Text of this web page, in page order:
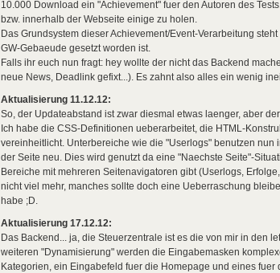
10.000 Download ein "Achievement" fuer den Autoren des
bzw. innerhalb der Webseite einige zu holen.
Das Grundsystem dieser Achievement/Event-Verarbeitung
GW-Gebaeude gesetzt worden ist.
Falls ihr euch nun fragt: hey wollte der nicht das Backend
neue News, Deadlink gefixt...). Es zahnt also alles ein wenig
Aktualisierung 11.12.12:
So, der Updateabstand ist zwar diesmal etwas laenger, aber
Ich habe die CSS-Definitionen ueberarbeitet, die HTML-
vereinheitlicht. Unterbereiche wie die "Userlogs" benutzen
der Seite neu. Dies wird genutzt da eine "Naechste Seite"-
Bereiche mit mehreren Seitenavigatoren gibt (Userlogs,
nicht viel mehr, manches sollte doch eine Ueberraschung
habe ;D.
Aktualisierung 17.12.12:
Das Backend... ja, die Steuerzentrale ist es die von mir in den
weiteren "Dynamisierung" werden die Eingabemasken
Kategorien, ein Eingabefeld fuer die Homepage und eines